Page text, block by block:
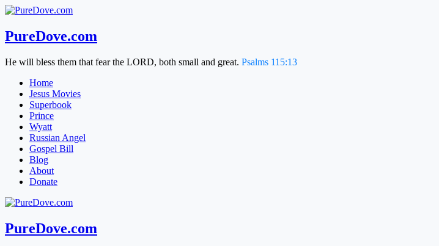
Skip
content
PureDove.com
He will bless them that fear the LORD, both small and great. Psalms 115:13
Home
Jesus Movies
Superbook
Prince
Wyatt
Russian Angel
Gospel Bill
Blog
About
Donate
PureDove.com